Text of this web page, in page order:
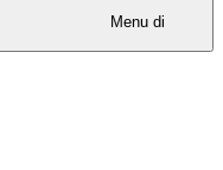
Menu di